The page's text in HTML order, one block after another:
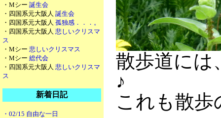
・Mシー 誕生会
・四国系元大阪人 誕生会
・四国系元大阪人 孤独感．．．。
・四国系元大阪人 悲しいクリスマ
ス
・Mシー 悲しいクリスマス
・Mシー 総代会
・四国系元大阪人 悲しいクリスマ
ス
新着日記
・02/15 自由な一日
散歩道には
♪
これも散